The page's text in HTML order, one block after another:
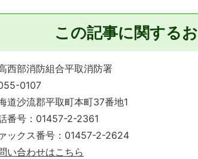
この記事に関する
西部消防組合平取消防署
0107
道沙流郡平取町本町37番地1
番号：01457-2-2361
ックス番号：01457-2-2624
い合わせはこちら